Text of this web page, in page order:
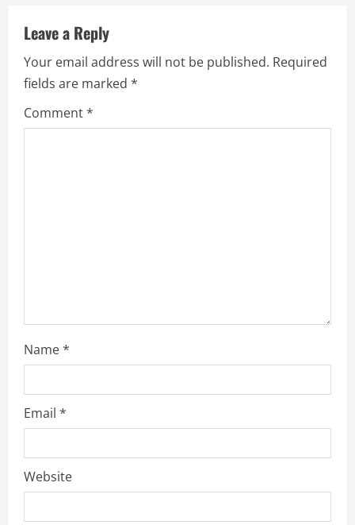
e
R
e
Leave a Reply
Your email address will not be published. Required
fields are marked *
Comment*
Name*
Email *
Website